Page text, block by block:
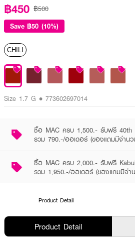
฿450 ฿500
Save ฿50 (10%)
CHILI
Size 1.7 G • 773602697014
ซื้อ MAC ครบ 1,500.- รับฟรี 40th
รวม 790.-/ออเดอร์ (ของแถมมีจำนว
ซื้อ MAC ครบ 2,000.- รับฟรี
รวม 1,950.-/ออเดอร์ (ของแถมมีจำ
Product Detail
Product Detail